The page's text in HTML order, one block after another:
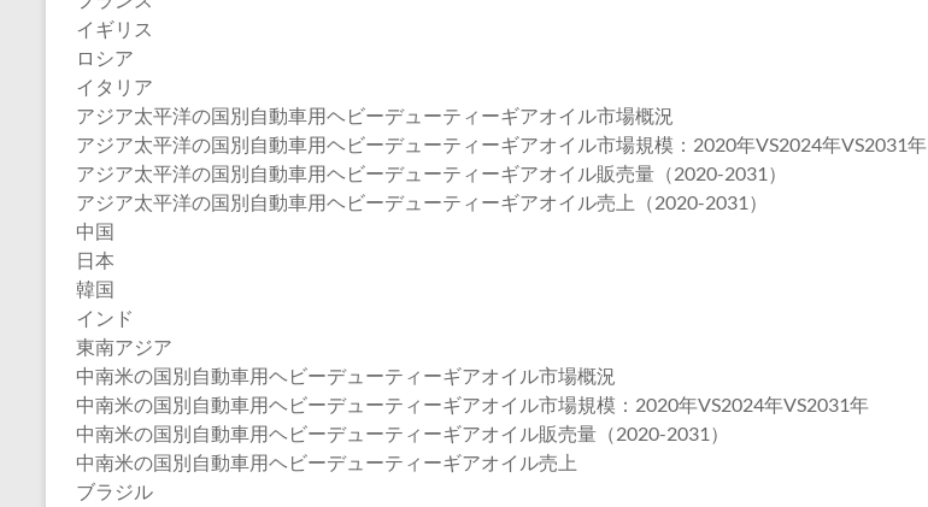
イギリス
ロシア
イタリア
アジア太平洋の国別自動車用ヘビーデューティーギアオイル市場概況
アジア太平洋の国別自動車用ヘビーデューティーギアオイル市場規模：2020年VS2024年VS2031年
アジア太平洋の国別自動車用ヘビーデューティーギアオイル販売量（2020-2031）
アジア太平洋の国別自動車用ヘビーデューティーギアオイル売上（2020-2031）
中国
日本
韓国
インド
東南アジア
中南米の国別自動車用ヘビーデューティーギアオイル市場概況
中南米の国別自動車用ヘビーデューティーギアオイル市場規模：2020年VS2024年VS2031年
中南米の国別自動車用ヘビーデューティーギアオイル販売量（2020-2031）
中南米の国別自動車用ヘビーデューティーギアオイル売上
ブラジル